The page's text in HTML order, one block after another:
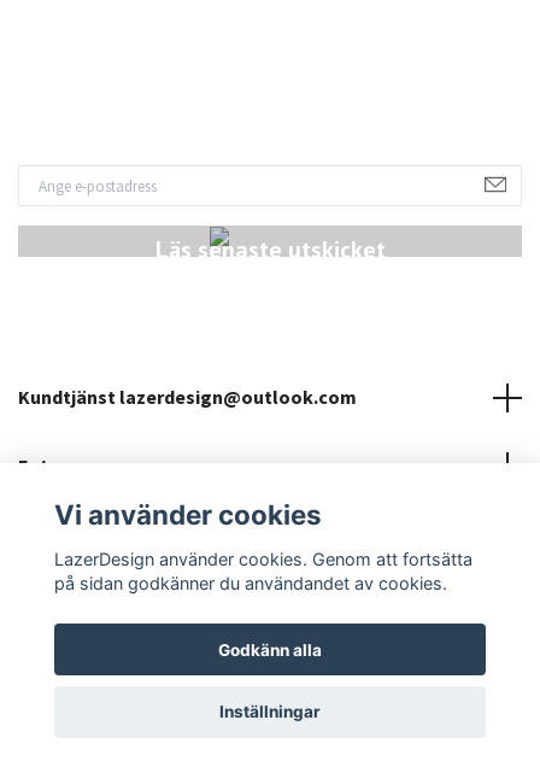
Läs senaste utskicket
Kundtjänst lazerdesign@outlook.com
Fotmeny
© 2026 LazerDesign
Vi använder cookies
LazerDesign använder cookies. Genom att fortsätta
på sidan godkänner du användandet av cookies.
Godkänn alla
Inställningar